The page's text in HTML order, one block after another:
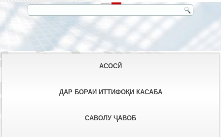
АСОСӢ
ДАР БОРАИ ИТТИФОҚИ КАСАБА
САВОЛУ ҶАВОБ